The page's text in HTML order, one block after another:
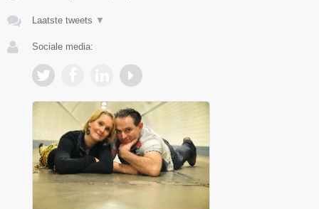
Laatste tweets ▼
Sociale media: